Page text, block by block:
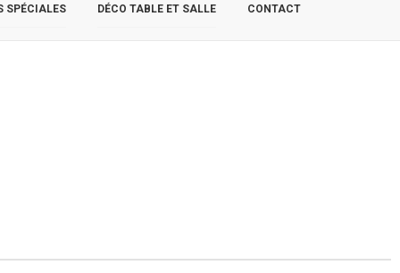
SPÉCIALES DÉCO TABLE ET SALLE CONTACT